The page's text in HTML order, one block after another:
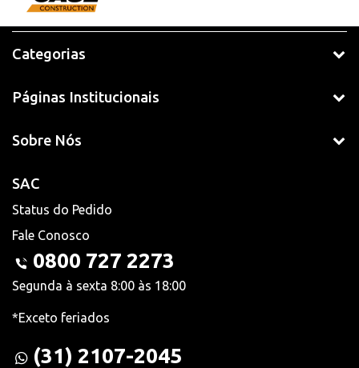
Categorias
Páginas Institucionais
Sobre Nós
SAC
Status do Pedido
Fale Conosco
0800 727 2273
Segunda à sexta 8:00 às 18:00
*Exceto feriados
(31) 2107-2045